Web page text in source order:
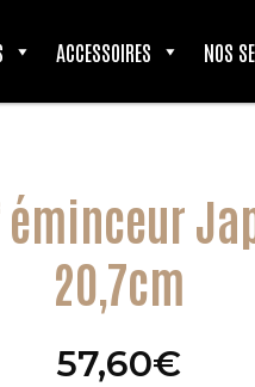
ACCESSOIRES NOS
éminceur
20,7cm
57,60€